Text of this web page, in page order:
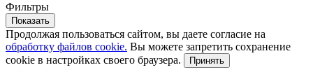
Фильтры
Показать
Продолжая пользоваться сайтом, вы даете согласие на
обработку файлов cookie. Вы можете запретить сохранение
cookie в настройках своего браузера.
Принять